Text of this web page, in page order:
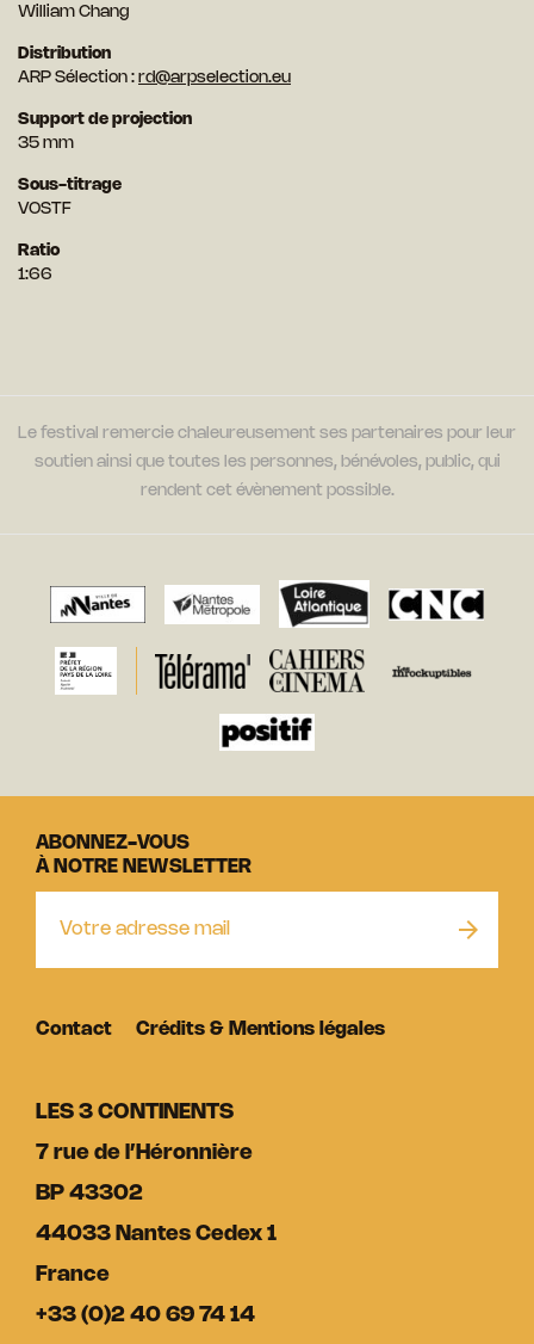
William Chang
Distribution
ARP Sélection : rd@arpselection.eu
Support de projection
35 mm
Sous-titrage
VOSTF
Ratio
1:66
Le festival remercie chaleureusement ses partenaires pour leur
soutien ainsi que toutes les personnes, bénévoles, public, qui
rendent cet évènement possible.
LES 3 CONTINENTS
7 rue de l’Héronnière
BP 43302
44033 Nantes Cedex 1
France
+33 (0)2 40 69 74 14
ABONNEZ-VOUS
À NOTRE NEWSLETTER
Contact Crédits & Mentions légales